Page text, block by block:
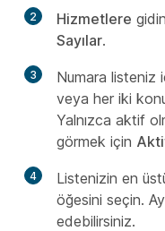
2 Hizmetlere
Sayılar.
3
Numara listeniz
veya her iki
Yalnızca aktif
görmek için
4 Listenizin en
öğesini seçin.
edebilirsiniz.